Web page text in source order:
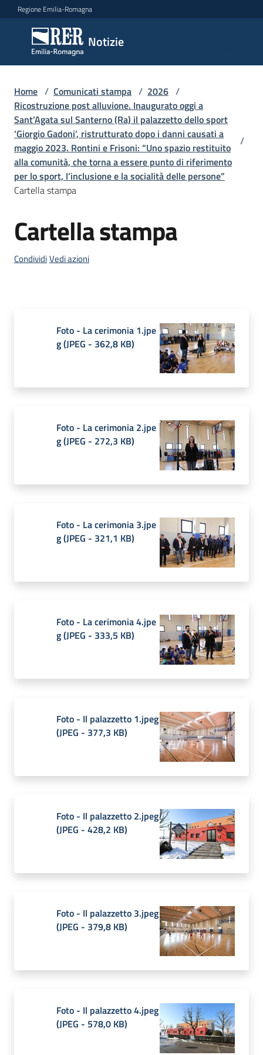
Vai al contenuto
Vai alla navigazione
Vai al footer
Regione Emilia-Romagna
Notizie
Notizie
Comunicati
stampa
Menu selezionato
Cerca
un
comunicato
Risorse
comunicazione
Home / Comunicati stampa / 2026 /
Ricostruzione post alluvione. Inaugurato oggi a
Sant’Agata sul Santerno (Ra) il palazzetto dello sport
‘Giorgio Gadoni’, ristrutturato dopo i danni causati a
maggio 2023. Rontini e Frisoni: “Uno spazio restituito
alla comunità, che torna a essere punto di riferimento
per lo sport, l’inclusione e la socialità delle persone”
/
Cartella stampa
Salta al contenuto
Cartella stampa
CondividiVedi azioni
Foto - La cerimonia 1.jpe
g(JPEG - 362,8 KB)
Foto - La cerimonia 2.jpe
g(JPEG - 272,3 KB)
Foto - La cerimonia 3.jpe
g(JPEG - 321,1 KB)
Foto - La cerimonia 4.jpe
g(JPEG - 333,5 KB)
Foto - Il palazzetto 1.jpeg
(JPEG - 377,3 KB)
Foto - Il palazzetto 2.jpeg
(JPEG - 428,2 KB)
Foto - Il palazzetto 3.jpeg
(JPEG - 379,8 KB)
Foto - Il palazzetto 4.jpeg
(JPEG - 578,0 KB)